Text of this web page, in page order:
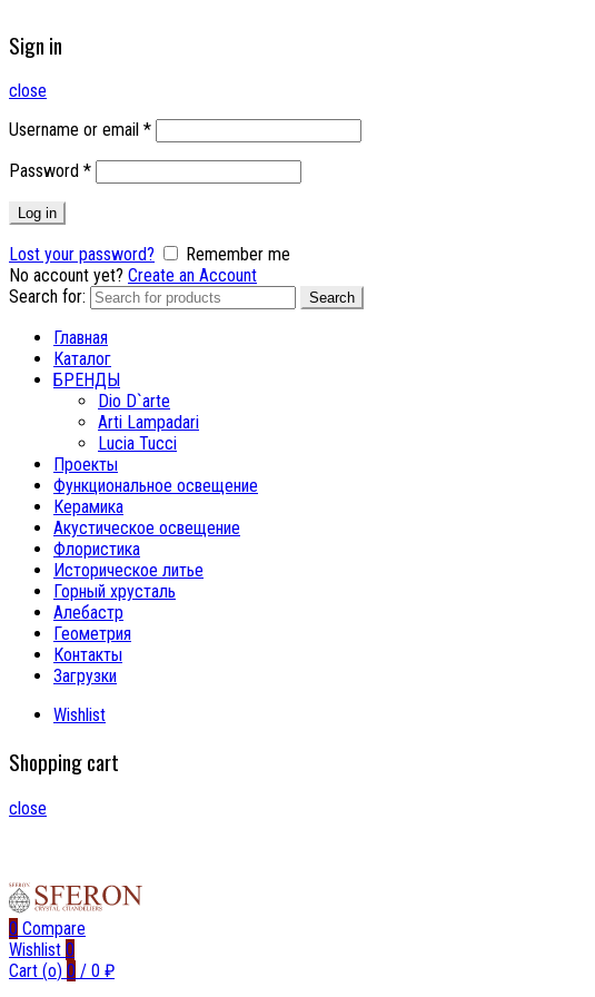
Sign in
close
Username or email *
Password *
Log in
Lost your password?
Remember me
No account yet? Create an Account
Search for:
Search
Главная
Каталог
БРЕНДЫ
Dio D`arte
Arti Lampadari
Lucia Tucci
Проекты
Функциональное освещение
Керамика
Акустическое освещение
Флористика
Историческое литье
Горный хрусталь
Алебастр
Геометрия
Контакты
Загрузки
Wishlist
Shopping cart
close
0 Compare
Wishlist 0
Cart (o) 0 / 0 ₽